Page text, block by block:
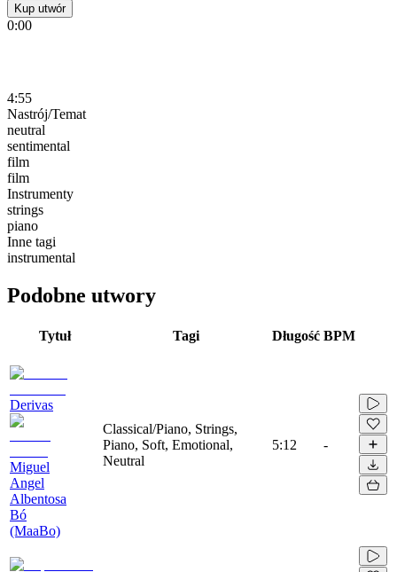
Kup utwór
0:00
4:55
Nastrój/Temat
neutral
sentimental
film
film
Instrumenty
strings
piano
Inne tagi
instrumental
Podobne utwory
Tytuł Tagi Długość BPM
Derivas
Miguel
Angel
Albentosa
Bó
(MaaBo)
Classical/Piano, Strings,
Piano, Soft, Emotional,
Neutral
5:12 -